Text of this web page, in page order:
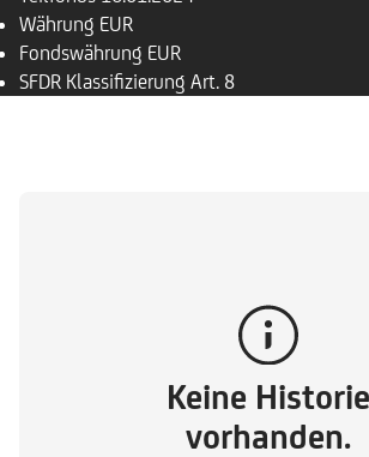
Währung EUR
Fondswährung EUR
SFDR Klassifizierung Art. 8
Keine Historie
vorhanden.